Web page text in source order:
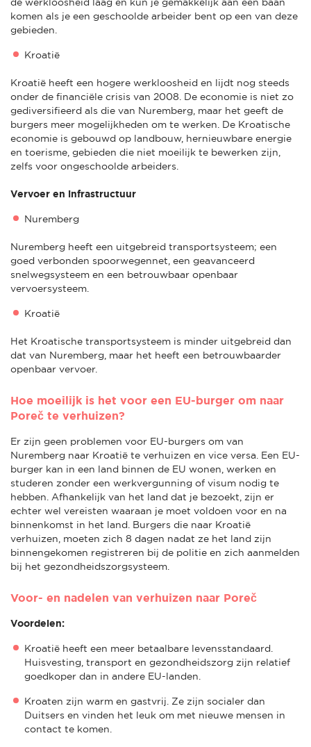
komen als je een geschoolde arbeider bent op een van deze
gebieden.
Kroatië
Kroatië heeft een hogere werkloosheid en lijdt nog steeds
onder de financiële crisis van 2008. De economie is niet zo
gediversifieerd als die van Nuremberg, maar het geeft de
burgers meer mogelijkheden om te werken. De Kroatische
economie is gebouwd op landbouw, hernieuwbare energie
en toerisme, gebieden die niet moeilijk te bewerken zijn,
zelfs voor ongeschoolde arbeiders.
Vervoer en infrastructuur
Nuremberg
Nuremberg heeft een uitgebreid transportsysteem; een
goed verbonden spoorwegennet, een geavanceerd
snelwegsysteem en een betrouwbaar openbaar
vervoersysteem.
Kroatië
Het Kroatische transportsysteem is minder uitgebreid dan
dat van Nuremberg, maar het heeft een betrouwbaarder
openbaar vervoer.
Hoe moeilijk is het voor een EU-burger om naar
Poreč te verhuizen?
Er zijn geen problemen voor EU-burgers om van
Nuremberg naar Kroatië te verhuizen en vice versa. Een EU-
burger kan in een land binnen de EU wonen, werken en
studeren zonder een werkvergunning of visum nodig te
hebben. Afhankelijk van het land dat je bezoekt, zijn er
echter wel vereisten waaraan je moet voldoen voor en na
binnenkomst in het land. Burgers die naar Kroatië
verhuizen, moeten zich 8 dagen nadat ze het land zijn
binnengekomen registreren bij de politie en zich aanmelden
bij het gezondheidszorgsysteem.
Voor- en nadelen van verhuizen naar Poreč
Voordelen:
Kroatië heeft een meer betaalbare levensstandaard.
Huisvesting, transport en gezondheidszorg zijn relatief
goedkoper dan in andere EU-landen.
Kroaten zijn warm en gastvrij. Ze zijn socialer dan
Duitsers en vinden het leuk om met nieuwe mensen in
contact te komen.